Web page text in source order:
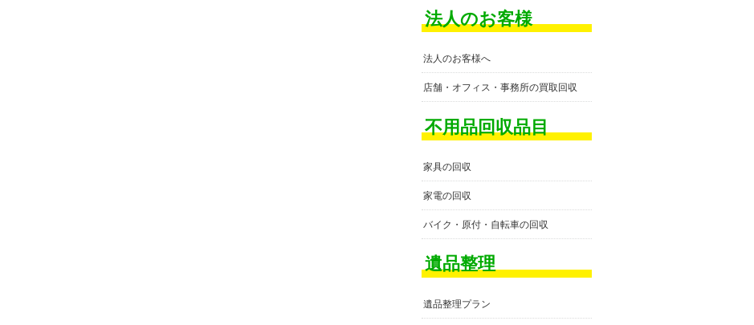
法人のお客様
法人のお客様へ
店舗・オフィス・事務所の買取回収
不用品回収品目
家具の回収
家電の回収
バイク・原付・自転車の回収
遺品整理
遺品整理プラン